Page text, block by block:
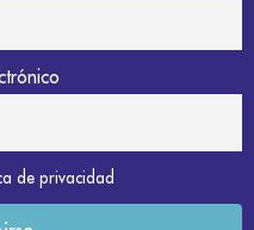
de privacidad